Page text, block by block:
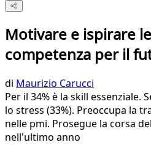
Motivare e ispirare
competenza per il
di Maurizio Carucci
Per il 34% è la skill essenziale.
lo stress (33%). Preoccupa la
nelle pmi. Prosegue la corsa
nell'ultimo anno